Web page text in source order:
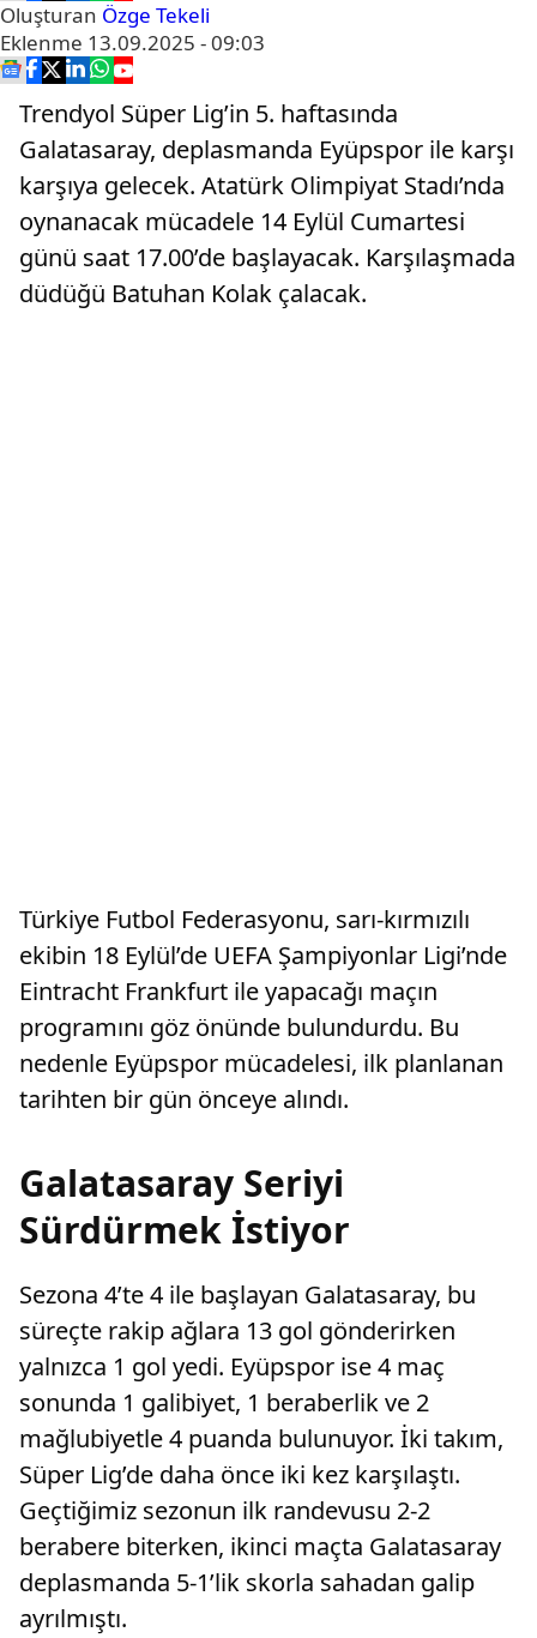
Oluşturan Özge Tekeli
Eklenme 13.09.2025 - 09:03
Trendyol Süper Lig’in 5. haftasında
Galatasaray, deplasmanda Eyüpspor ile karşı
karşıya gelecek. Atatürk Olimpiyat Stadı’nda
oynanacak mücadele 14 Eylül Cumartesi
günü saat 17.00’de başlayacak. Karşılaşmada
düdüğü Batuhan Kolak çalacak.
Türkiye Futbol Federasyonu, sarı-kırmızılı
ekibin 18 Eylül’de UEFA Şampiyonlar Ligi’nde
Eintracht Frankfurt ile yapacağı maçın
programını göz önünde bulundurdu. Bu
nedenle Eyüpspor mücadelesi, ilk planlanan
tarihten bir gün önceye alındı.
Galatasaray Seriyi
Sürdürmek İstiyor
Sezona 4’te 4 ile başlayan Galatasaray, bu
süreçte rakip ağlara 13 gol gönderirken
yalnızca 1 gol yedi. Eyüpspor ise 4 maç
sonunda 1 galibiyet, 1 beraberlik ve 2
mağlubiyetle 4 puanda bulunuyor. İki takım,
Süper Lig’de daha önce iki kez karşılaştı.
Geçtiğimiz sezonun ilk randevusu 2-2
berabere biterken, ikinci maçta Galatasaray
deplasmanda 5-1’lik skorla sahadan galip
ayrılmıştı.